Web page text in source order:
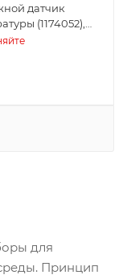
датчик
(1174052),
для
Принцип